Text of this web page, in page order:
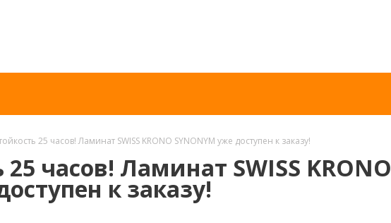
25 часов! Ламинат SWISS KRONO SYNONYM уже доступен к заказу!
25 часов! Ламинат SWISS KRONO
к заказу!